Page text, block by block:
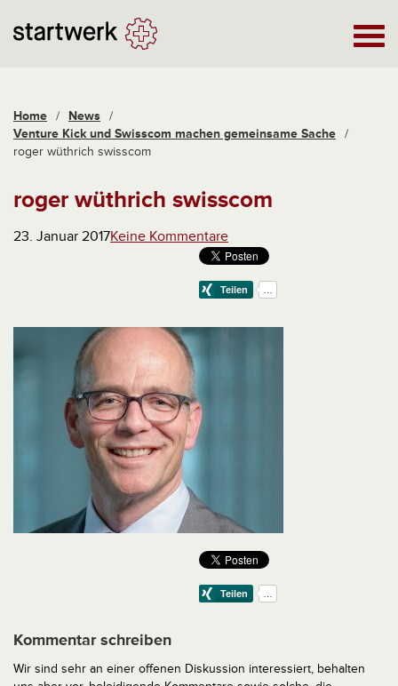
Home / News /
Venture Kick und Swisscom machen gemeinsame Sache /
roger wüthrich swisscom
roger wüthrich swisscom
23. Januar 2017Keine Kommentare
Kommentar schreiben
Wir sind sehr an einer offenen Diskussion interessiert, behalten